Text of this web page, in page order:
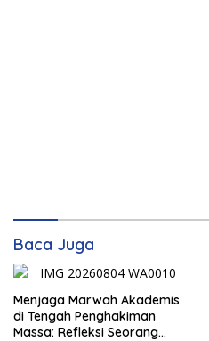
Baca Juga
Menjaga Marwah Akademis
di Tengah Penghakiman
Massa: Refleksi Seorang